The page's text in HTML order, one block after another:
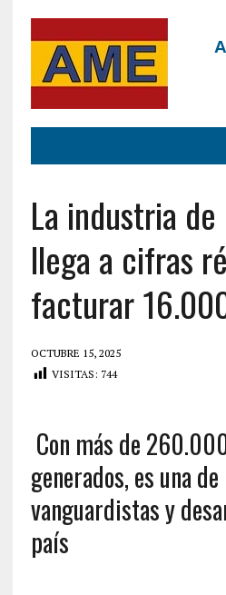
La industria
llega a cifras
facturar
OCTUBRE 15, 2025
VISITAS: 744
Con más de
generados, es una
vanguardistas y
país